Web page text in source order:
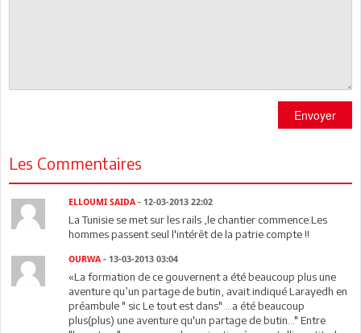
Envoyer
Les Commentaires
ELLOUMI SAIDA - 12-03-2013 22:02
La Tunisie se met sur les rails ,le chantier commence.Les
hommes passent seul l'intérêt de la patrie compte !!
OURWA - 13-03-2013 03:04
«La formation de ce gouvernent a été beaucoup plus une
aventure qu’un partage de butin, avait indiqué Larayedh en
préambule " sic Le tout est dans" ...a été beaucoup
plus(plus) une aventure qu'un partage de butin..." Entre